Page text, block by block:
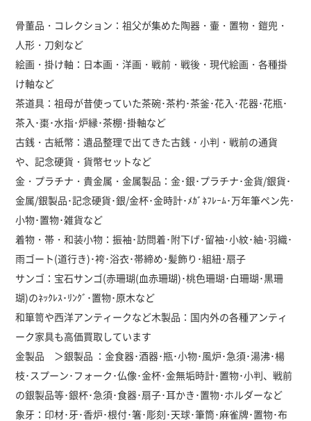
骨董品・コレクション：祖父が集めた陶器・壷・置物・鎧兜・
人形・刀剣など
絵画・掛け軸：日本画・洋画・戦前・戦後・現代絵画・各種掛
け軸など
茶道具：祖母が昔使っていた茶碗･茶杓･茶釜･花入･花器･花瓶･
茶入･棗･水指･炉縁･茶棚･掛軸など
古銭・古紙幣：遺品整理で出てきた古銭・小判・戦前の通貨
や、記念硬貨・貨幣セットなど
金・プラチナ・貴金属・金属製品：金･銀･プラチナ･金貨/銀貨･
金属/銀製品･記念硬貨･銀/金杯･金時計･ﾒｶﾞﾈﾌﾚｰﾑ･万年筆ペン先･
小物･置物･雑貨など
着物・帯・和装小物：振袖･訪問着･附下げ･留袖･小紋･紬･羽織･
雨ゴート(道行き)･袴･浴衣･帯締め･髪飾り･組紐･扇子
サンゴ：宝石サンゴ(赤珊瑚(血赤珊瑚)･桃色珊瑚･白珊瑚･黒珊
瑚)のﾈｯｸﾚｽ･ﾘﾝｸﾞ･置物･原木など
和箪笥や西洋アンティークなど木製品：国内外の各種アンティ
ーク家具も高価買取しています
金製品 ＞銀製品 ：金食器･酒器･瓶･小物･風炉･急須･湯沸･楊
枝･スプーン･フォーク･仏像･金杯･金無垢時計･置物･小判、戦前
の銀製品等･銀杯･急須･食器･扇子･耳かき･置物･ホルダーなど
象牙：印材･牙･香炉･根付･箸･彫刻･天球･筆筒･麻雀牌･置物･布